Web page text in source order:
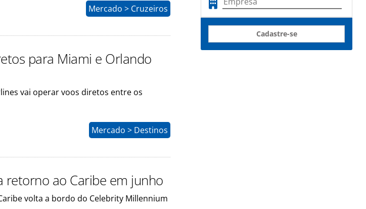
Mercado > Cruzeiros
para Miami e Orlando
vai operar voos diretos entre os
Mercado > Destinos
retorno ao Caribe em junho
volta a bordo do Celebrity Millennium
Cadastre-se